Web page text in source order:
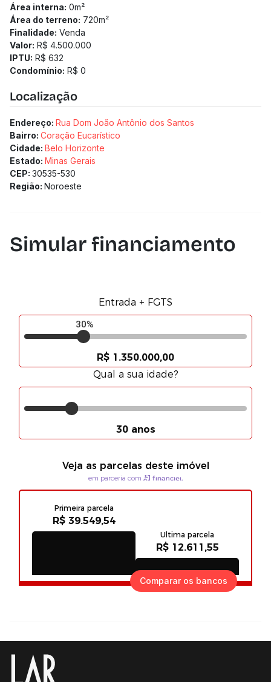
Área interna: 0m²
Área do terreno: 720m²
Finalidade: Venda
Valor: R$ 4.500.000
IPTU: R$ 632
Condomínio: R$ 0
Localização
Endereço: Rua Dom João Antônio dos Santos
Bairro: Coração Eucarístico
Cidade: Belo Horizonte
Estado: Minas Gerais
CEP: 30535-530
Região: Noroeste
Simular financiamento
Comparar os bancos